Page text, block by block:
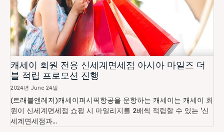
캐세이 회원 전용 신세계면세점 아시아 마일즈 더
블 적립 프로모션 진행
2024년 June 24일
(트래블앤레저)캐세이퍼시픽항공을 운항하는 캐세이는 캐세이 회
원이 신세계면세점 쇼핑 시 마일리지를 2배씩 적립할 수 있는 ‘신
세계면세점과...